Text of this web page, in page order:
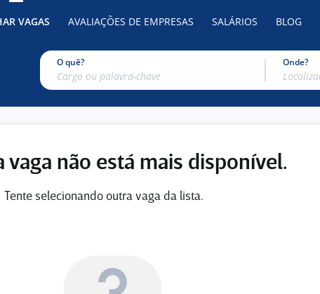
VAGAS AVALIAÇÕES DE EMPRESAS SALÁRIOS BLOG
O quê? Onde?
vaga não está mais disponível.
Tente selecionando outra vaga da lista.